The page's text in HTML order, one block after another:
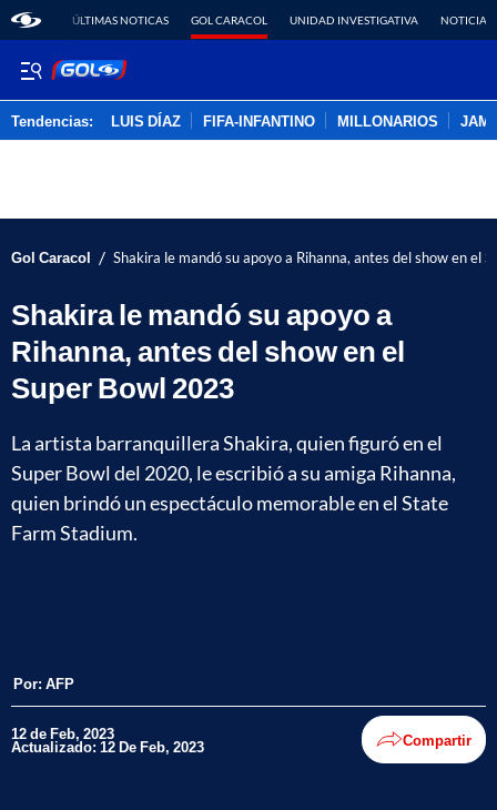
ÚLTIMAS NOTICAS GOL CARACOL UNIDAD INVESTIGATIVA NOTICIAS
Tendencias: LUIS DÍAZ FIFA-INFANTINO MILLONARIOS
Gol Caracol / Shakira le mandó su apoyo a Rihanna, antes del show en el
Shakira le mandó su apoyo a
Rihanna, antes del show en el
Super Bowl 2023
La artista barranquillera Shakira, quien figuró en el
Super Bowl del 2020, le escribió a su amiga Rihanna,
quien brindó un espectáculo memorable en el State
Farm Stadium.
Por: AFP
12 de Feb, 2023
Actualizado: 12 De Feb, 2023 Compartir